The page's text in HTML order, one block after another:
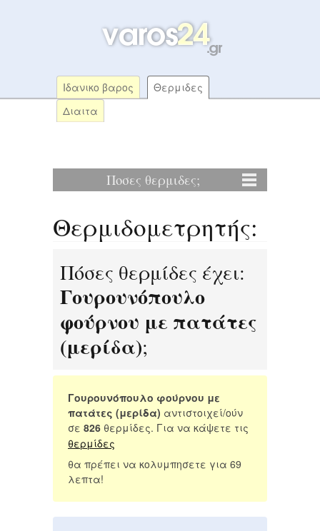
Ιδανικο βαρος
Θερμιδες
Διαιτα
Ποσες θερμιδες;
Θερμιδομετρητής:
Πόσες θερμίδες έχει:
Γουρουνόπουλο
φούρνου με πατάτες
(μερίδα);
Γουρουνόπουλο φούρνου με
πατάτες (μερίδα) αντιστοιχεί/ούν
σε 826 θερμίδες. Για να κάψετε τις
θερμίδες
θα πρέπει να κολυμπησετε για 69
λεπτα!